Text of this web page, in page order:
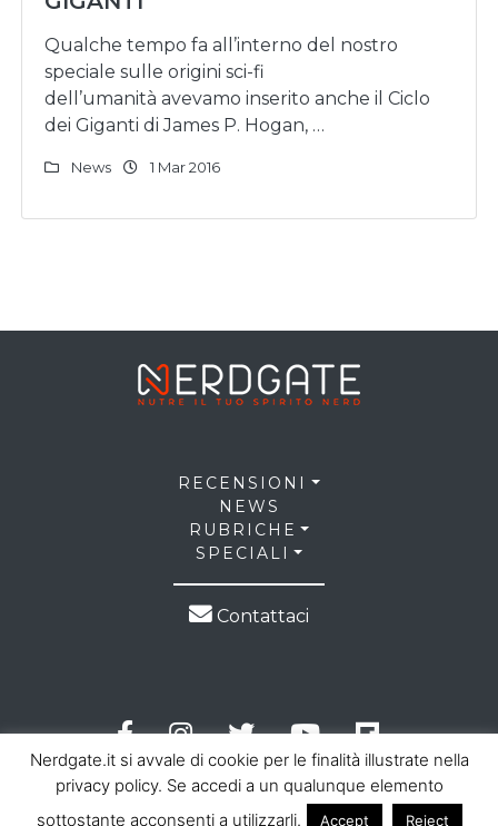
Qualche tempo fa all’interno del nostro
speciale sulle origini sci-fi
dell’umanità avevamo inserito anche il Ciclo
dei Giganti di James P. Hogan, …
News 1 Mar 2016
RECENSIONI
NEWS
RUBRICHE
SPECIALI
Contattaci
Nerdgate.it si avvale di cookie per le finalità illustrate nella
privacy policy. Se accedi a un qualunque elemento
sottostante acconsenti a utilizzarli.
Accept Reject